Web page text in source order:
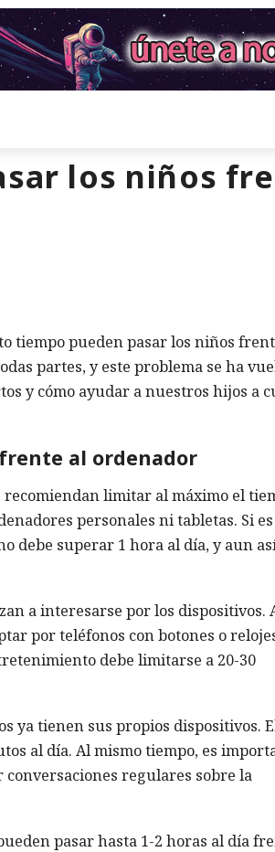
los niños
tiempo pueden pasar los niños
partes, y este problema se ha
y cómo ayudar a nuestros hijos a
al ordenador
recomiendan limitar al máximo el
personales ni tabletas. Si es
debe superar 1 hora al día, y aun
a interesarse por los dispositivos.
por teléfonos con botones o
debe limitarse a 20-30
ya tienen sus propios dispositivos.
al día. Al mismo tiempo, es
regulares sobre la
pasar hasta 1-2 horas al día